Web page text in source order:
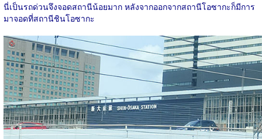
นี่เป็นรถด่วนจึงจอดสถานีน้อยมาก หลังจากออกจากสถานีโอซากะก็มีการ
มาจอดที่สถานีชินโอซากะ